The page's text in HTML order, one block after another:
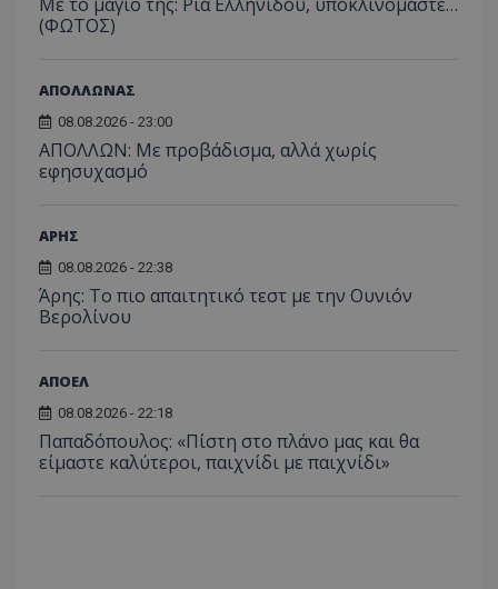
(ΦΩΤΟΣ)
ΑΠΟΛΛΩΝΑΣ
08.08.2026 - 23:00
ΑΠΟΛΛΩΝ: Με προβάδισμα, αλλά χωρίς
εφησυχασμό
ΑΡΗΣ
08.08.2026 - 22:38
Άρης: Το πιο απαιτητικό τεστ με την Ουνιόν
Βερολίνου
ΑΠΟΕΛ
08.08.2026 - 22:18
Παπαδόπουλος: «Πίστη στο πλάνο μας και θα
είμαστε καλύτεροι, παιχνίδι με παιχνίδι»